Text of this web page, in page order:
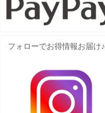
フォローでお得情報お届け♪